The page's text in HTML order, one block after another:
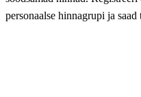
personaalse hinnagrupi ja